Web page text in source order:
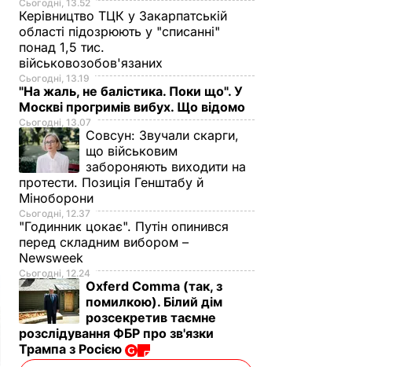
Сьогодні, 13.52
Керівництво ТЦК у Закарпатській
області підозрюють у "списанні"
понад 1,5 тис.
військовозобов'язаних
Сьогодні, 13.19
"На жаль, не балістика. Поки що". У
Москві прогримів вибух. Що відомо
Сьогодні, 13.07
Совсун: Звучали скарги,
що військовим
забороняють виходити на
протести. Позиція Генштабу й
Міноборони
Сьогодні, 12.37
"Годинник цокає". Путін опинився
перед складним вибором –
Newsweek
Сьогодні, 12.24
Oxferd Comma (так, з
помилкою). Білий дім
розсекретив таємне
розслідування ФБР про зв'язки
Трампа з Росією